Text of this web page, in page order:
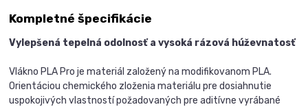
Kompletné špecifikácie
Vylepšená tepelná odolnosť a vysoká rázová húževnatosť
Vlákno PLA Pro je materiál založený na modifikovanom PLA.
Orientáciou chemického zloženia materiálu pre dosiahnutie
uspokojivých vlastností požadovaných pre aditívne vyrábané